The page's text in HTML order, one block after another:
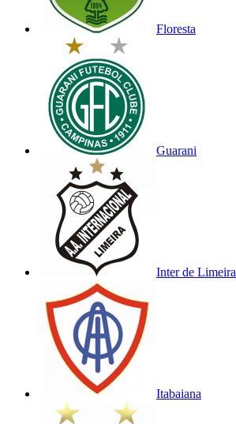
Floresta
Guarani
Inter de Limeira
Itabaiana